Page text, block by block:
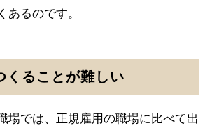
あるのです。
くることが難しい
場では、正規雇用の職場に比べて出